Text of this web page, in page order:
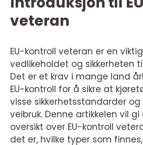
veteran
EU-kontroll veteran er en
vedlikeholdet og sikkerheten
Det er et krav i mange land
EU-kontroll for å sikre at
visse sikkerhetsstandarder
veibruk. Denne artikkelen vil
oversikt over EU-kontroll
det er, hvilke typer som